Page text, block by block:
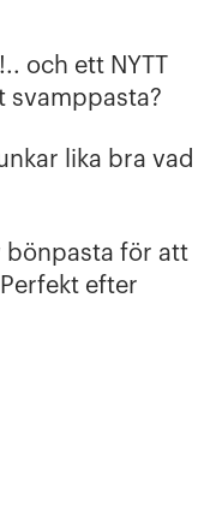
och ett NYTT
svamppasta?
lika bra vad
bönpasta för att
efter